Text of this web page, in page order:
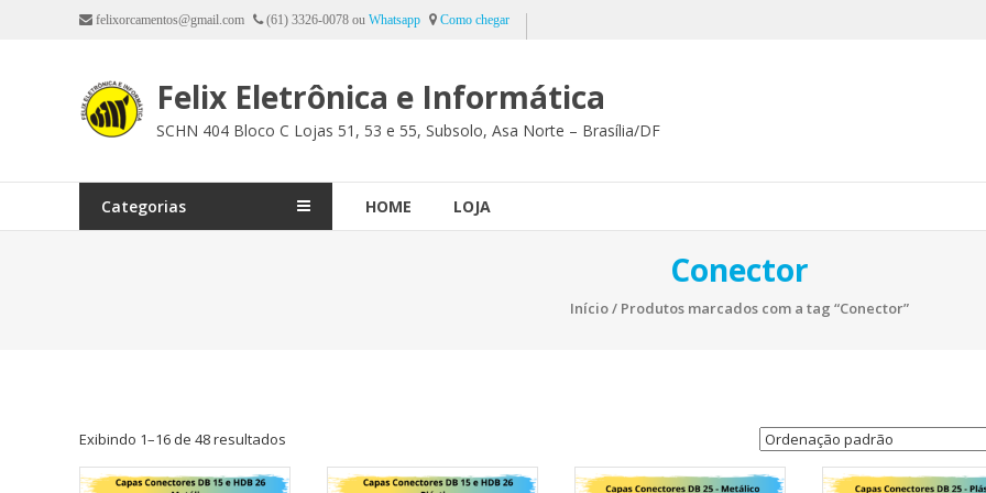
felixorcamentos@gmail.com (61) 3326-0078 ou Whatsapp Como chegar
Felix Eletrônica e Informática
SCHN 404 Bloco C Lojas 51, 53 e 55, Subsolo, Asa Norte – Brasília/DF
Categorias HOME LOJA
Conector
Início/ Produtos marcados com a tag “Conector”
Exibindo 1–16 de 48 resultados